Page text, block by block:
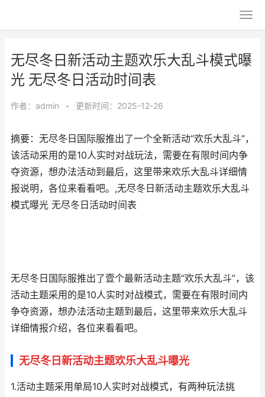
无尽冬日新活动主题欢乐大乱斗模式曝
光 无尽冬日活动时间表
作者： admin • 更新时间：2025-12-26
摘要：无尽冬日国际服推出了一个全新活动“欢乐大乱斗”，
该活动采用的是10人实时对战玩法，需要在有限时间内争
夺资源，想办法活动到最后，这里带来欢乐大乱斗详细情
报说明，各位来看看吧。,无尽冬日新活动主题欢乐大乱斗
模式曝光 无尽冬日活动时间表
无尽冬日国际服推出了壹个最新活动主题“欢乐大乱斗”，该
活动主题采用的是10人实时对战模式，需要在有限时间内
争夺资源，想办法活动主题到最后，这里带来欢乐大乱斗
详细情报介绍，各位来看看吧。
无尽冬日新活动主题欢乐大乱斗曝光
1.活动主题采用单局10人实时对战模式，有两种玩法挑